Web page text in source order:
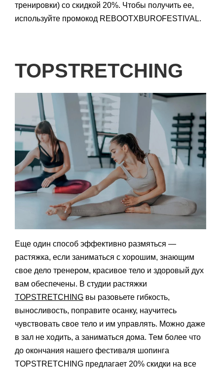
тренировки) со скидкой 20%. Чтобы получить ее,
используйте промокод REBOOTXBUROFESTIVAL.
TOPSTRETCHING
Еще один способ эффективно размяться —
растяжка, если заниматься с хорошим, знающим
свое дело тренером, красивое тело и здоровый дух
вам обеспечены. В студии растяжки
TOPSTRETCHING вы разовьете гибкость,
выносливость, поправите осанку, научитесь
чувствовать свое тело и им управлять. Можно даже
в зал не ходить, а заниматься дома. Тем более что
до окончания нашего фестиваля шопинга
TOPSTRETCHING предлагает 20% скидки на все